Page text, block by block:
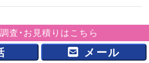
査・お見積りはこちら
メール